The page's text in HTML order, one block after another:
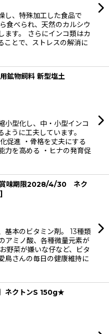
し、特殊加工した食品で
食べられ、天然のカルシウ
ます。 さらにインコ類はカ
ことで、ストレスの解消に
鉱物飼料 新型塩土
小型化し、中・小型インコ
うに工夫しています。
促進 ・骨格を丈夫にする
力を高める ・ヒナの発育促
賞味期限2028/4/30 ネク
]
基本のビタミン剤。 13種類
アミノ酸、各種微量元素が
野菜が嫌いな仔など、ビタ
鳥さんの毎日の健康維持に
】ネクトンS 150g★